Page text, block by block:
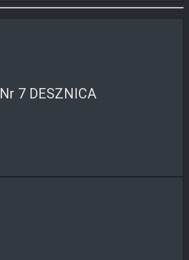
Nr 7 DESZNICA